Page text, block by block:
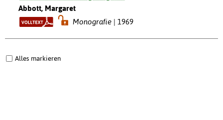
Abbott, Margaret
Monografie
1969
Alles markieren